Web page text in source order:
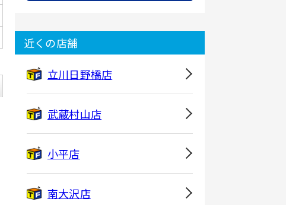
近くの店舗
立川日野橋店
武蔵村山店
小平店
南大沢店